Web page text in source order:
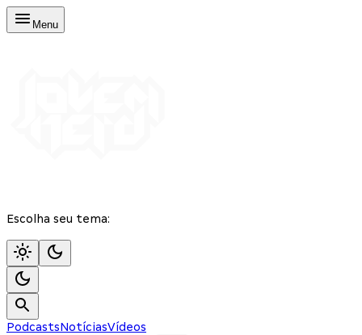
Menu
Escolha seu tema:
PodcastsNotíciasVídeos